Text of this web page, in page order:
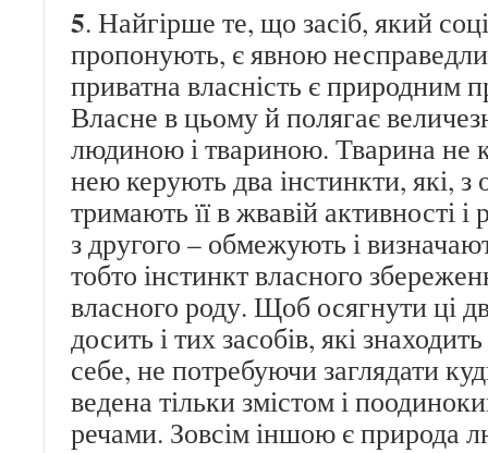
5. Найгірше те, що засіб, який
пропонують, є явною
приватна власність є природним
Власне в цьому й полягає
людиною і твариною. Тварина не
нею керують два інстинкти, які, з
тримають її в жвавій активності
з другого – обмежують і
тобто інстинкт власного
власного роду. Щоб осягнути ці
досить і тих засобів, які
себе, не потребуючи заглядати
ведена тільки змістом і
речами. Зовсім іншою є природа